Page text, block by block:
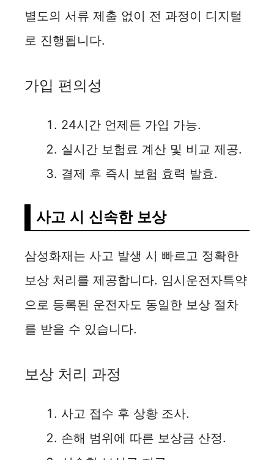
별도의 서류 제출 없이 전 과정이 디지털
로 진행됩니다.
가입 편의성
24시간 언제든 가입 가능.
실시간 보험료 계산 및 비교 제공.
결제 후 즉시 보험 효력 발효.
사고 시 신속한 보상
삼성화재는 사고 발생 시 빠르고 정확한
보상 처리를 제공합니다. 임시운전자특약
으로 등록된 운전자도 동일한 보상 절차
를 받을 수 있습니다.
보상 처리 과정
사고 접수 후 상황 조사.
손해 범위에 따른 보상금 산정.